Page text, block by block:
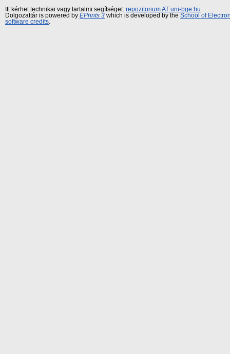
Itt kérhet technikai vagy tartalmi segítséget: repozitorium AT uni-bge.hu
Dolgozattár is powered by EPrints 3 which is developed by the School of
software credits